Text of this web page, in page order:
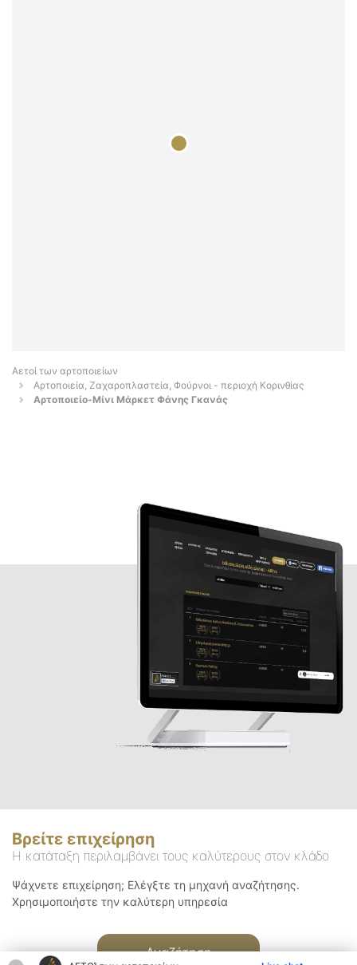
Αετοί των αρτοποιείων
Αρτοποιεία, Ζαχαροπλαστεία, Φούρνοι - περιοχή Κορινθίας
Αρτοποιείο-Μίνι Μάρκετ Φάνης Γκανάς
Βρείτε επιχείρηση
Η κατάταξη περιλαμβάνει τους καλύτερους στον κλάδο
Ψάχνετε επιχείρηση; Ελέγξτε τη μηχανή αναζήτησης.
Χρησιμοποιήστε την καλύτερη υπηρεσία
Αναζήτηση